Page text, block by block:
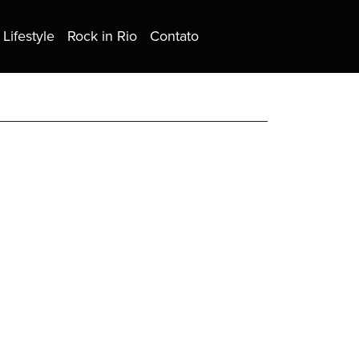
Lifestyle Rock in Rio Contato